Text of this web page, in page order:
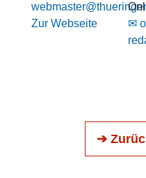
Zur Webseite
✉
➔